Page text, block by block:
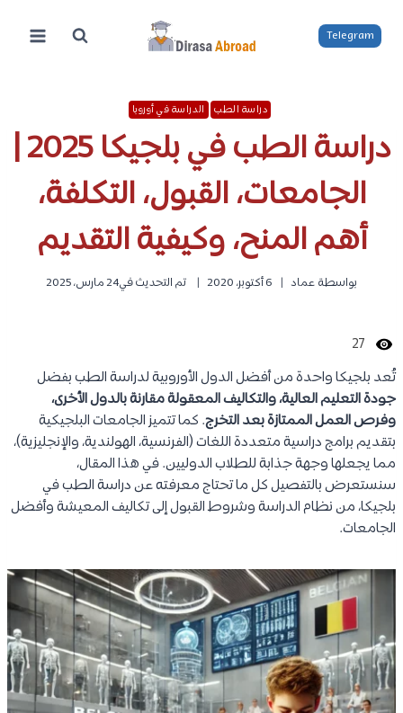
المحتوى
Telegram
دراسة الطب الدراسة في أوروبا
دراسة الطب في بلجيكا 2025 |
الجامعات، القبول، التكلفة،
أهم المنح، وكيفية التقديم
بواسطة عماد 6 أكتوبر، 2020 تم التحديث في24 مارس، 2025
27
تُعد بلجيكا واحدة من أفضل الدول الأوروبية لدراسة الطب بفضل
جودة التعليم العالية، والتكاليف المعقولة مقارنة بالدول الأخرى،
وفرص العمل الممتازة بعد التخرج. كما تتميز الجامعات البلجيكية
بتقديم برامج دراسية متعددة اللغات (الفرنسية، الهولندية، والإنجليزية)،
مما يجعلها وجهة جذابة للطلاب الدوليين. في هذا المقال،
سنستعرض بالتفصيل كل ما تحتاج معرفته عن دراسة الطب في
بلجيكا، من نظام الدراسة وشروط القبول إلى تكاليف المعيشة وأفضل
الجامعات.